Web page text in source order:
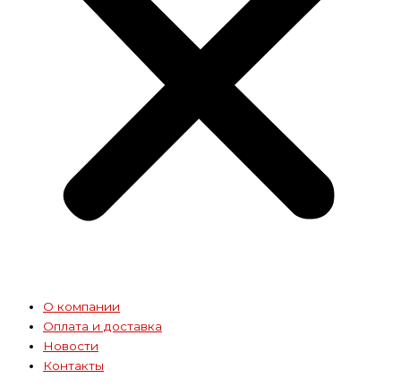
О компании
Оплата и доставка
Новости
Контакты